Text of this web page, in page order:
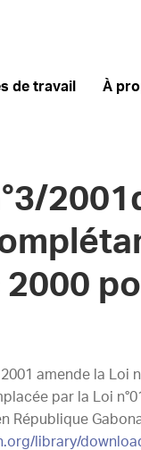
de travail À
2001 amende la
par la Loi
République
library/